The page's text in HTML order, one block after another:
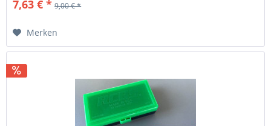
7,63 € * 9,00 € *
Merken